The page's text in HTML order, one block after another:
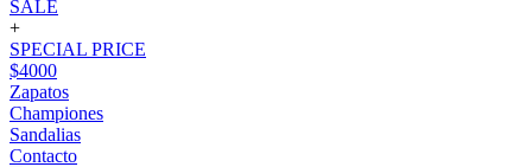
SALE
+
SPECIAL PRICE
$4000
Zapatos
Championes
Sandalias
Contacto